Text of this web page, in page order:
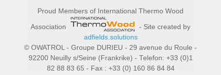
Proud Members of International Thermo Wood
Association
- Site created by
adfields.solutions
© OWATROL - Groupe DURIEU - 29 avenue du Roule -
92200 Neuilly s/Seine (Frankrike) - Telefon: +33 (0)1
82 88 83 65 - Fax : +33 (0) 160 86 84 84